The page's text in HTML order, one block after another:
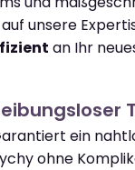
unsere
an Ihr
ein
ohne